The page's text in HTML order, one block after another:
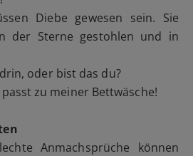
Diebe gewesen sein. Sie
der Sterne gestohlen und in
oder bist das du?
zu meiner Bettwäsche!
Anmachsprüche können